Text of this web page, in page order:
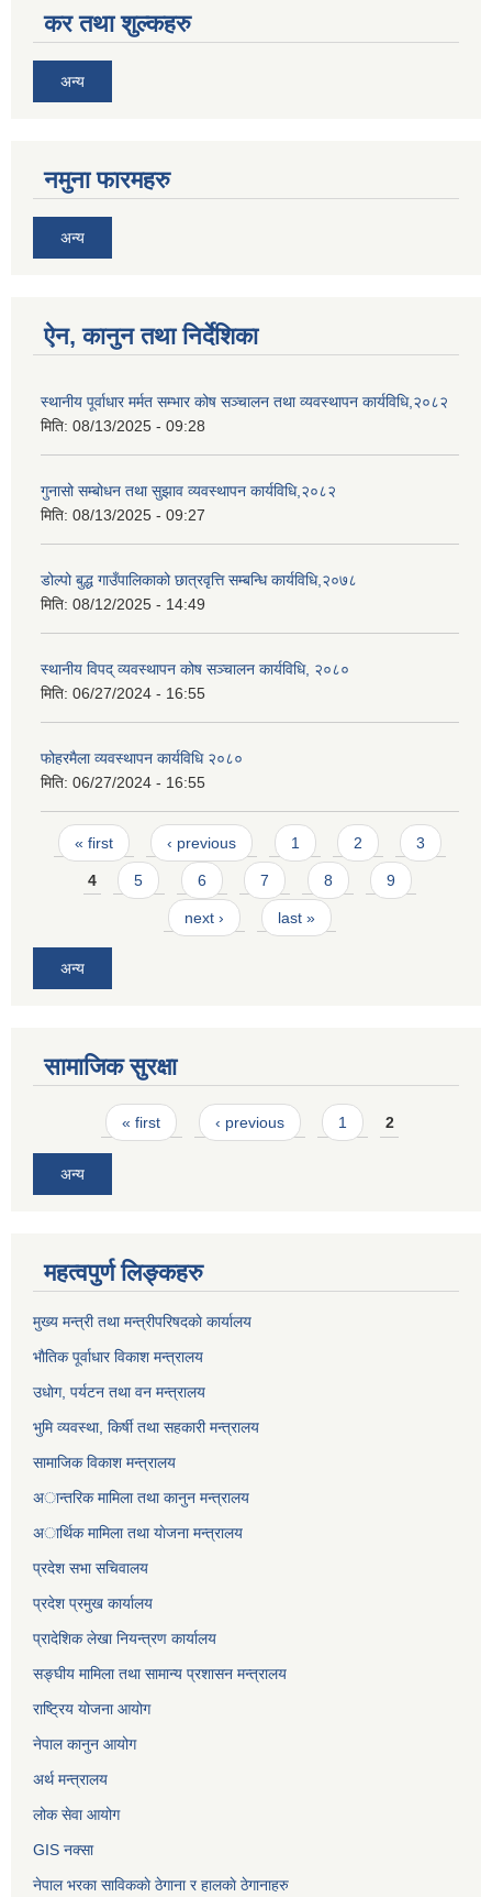
कर तथा शुल्कहरु
अन्य
नमुना फारमहरु
अन्य
ऐन, कानुन तथा निर्देशिका
स्थानीय पूर्वाधार मर्मत सम्भार कोष सञ्चालन तथा व्यवस्थापन कार्यविधि,२०८२
मिति: 08/13/2025 - 09:28
गुनासो सम्बोधन तथा सुझाव व्यवस्थापन कार्यविधि,२०८२
मिति: 08/13/2025 - 09:27
डोल्पो बुद्ध गाउँपालिकाको छात्रवृत्ति सम्बन्धि कार्यविधि,२०७८
मिति: 08/12/2025 - 14:49
स्थानीय विपद् व्यवस्थापन कोष सञ्चालन कार्यविधि, २०८०
मिति: 06/27/2024 - 16:55
फोहरमैला व्यवस्थापन कार्यविधि २०८०
मिति: 06/27/2024 - 16:55
Pages
« first ‹ previous 1 2 3
4 5 6 7 8 9
next › last »
अन्य
सामाजिक सुरक्षा
Pages« first ‹ previous 1 2
अन्य
महत्वपुर्ण लिङ्कहरु
मुख्य मन्त्री तथा मन्त्रीपरिषदकाे कार्यालय
भाैतिक पूर्वाधार विकाश मन्त्रालय
उधाेग, पर्यटन तथा वन मन्त्रालय
भुमि व्यवस्था, किर्षी तथा सहकारी मन्त्रालय
सामाजिक विकाश मन्त्रालय
अान्तरिक मामिला तथा कानुन मन्त्रालय
अार्थिक मामिला तथा याेजना मन्त्रालय
प्रदेश सभा सचिवालय
प्रदेश प्रमुख कार्यालय
प्रादेशिक लेखा नियन्त्रण कार्यालय
सङ्‍घीय मामिला तथा सामान्य प्रशासन मन्त्रालय
राष्ट्रिय योजना आयोग
नेपाल कानुन आयोग
अर्थ मन्त्रालय
लोक सेवा आयोग
GIS नक्सा
नेपाल भरका साविककाे ठेगाना र हालकाे ठेगानाहरु